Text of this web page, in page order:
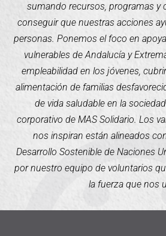
sumando recursos, programas y
conseguir que nuestras acciones
personas. Ponemos el foco en
vulnerables de Andalucía y
empleabilidad en los jóvenes,
alimentación de familias
de vida saludable en la
corporativo de MAS Solidario. Los
nos inspiran están alineados
Desarrollo Sostenible de Naciones
por nuestro equipo de voluntarios
la fuerza que nos